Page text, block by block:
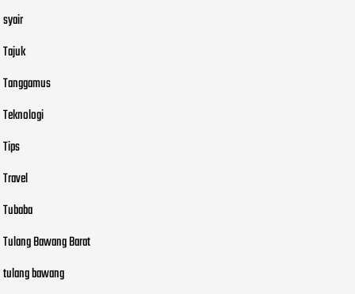
syair
Tajuk
Tanggamus
Teknologi
Tips
Travel
Tubaba
Tulang Bawang Barat
tulang bawang